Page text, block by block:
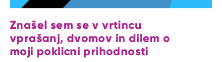
Znašel sem se v vrtincu
vprašanj, dvomov in dilem o
moji poklicni prihodnosti